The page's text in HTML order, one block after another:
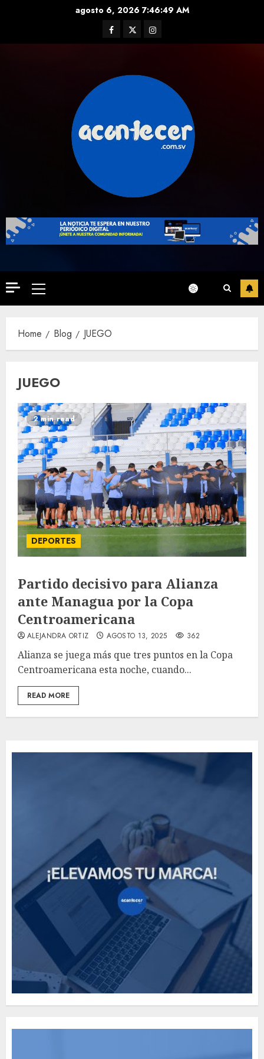
agosto 6, 2026 7:46:49 AM
Facebook
TwitterInstagram
Primary
Menu
Home Blog JUEGO
JUEGO
2 min read
DEPORTES
Partido decisivo para Alianza
ante Managua por la Copa
Centroamericana
ALEJANDRA ORTIZ AGOSTO 13, 2025 362
Alianza se juega más que tres puntos en la Copa
Centroamericana esta noche, cuando...
READ MORE
Need to Know About the
Classic Cars in a Retro